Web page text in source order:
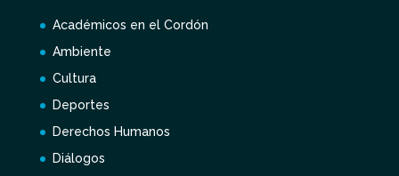
Académicos en el Cordón
Ambiente
Cultura
Deportes
Derechos Humanos
Diálogos